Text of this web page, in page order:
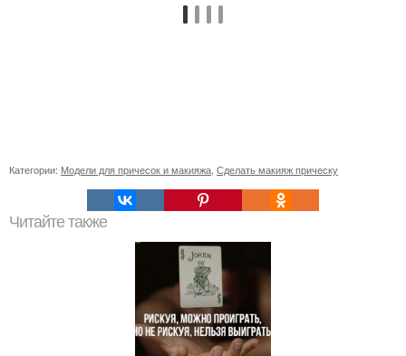
Категории: Модели для причесок и макияжа Сделать макияж прическу
Читайте также